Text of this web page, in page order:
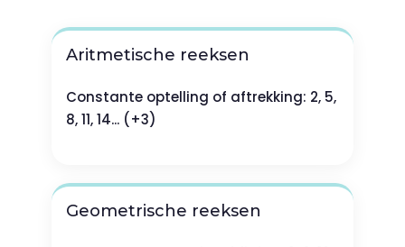
Aritmetische reeksen
Constante optelling of aftrekking: 2, 5,
8, 11, 14... (+3)
Geometrische reeksen